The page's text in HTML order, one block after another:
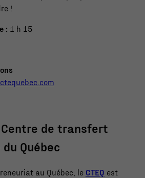
!
: 1 h 15
Centre de transfert
du Québec
au Québec, le CTEQ est